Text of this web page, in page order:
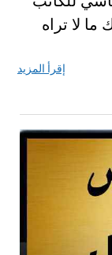
لا تراه
إقرأ المزيد